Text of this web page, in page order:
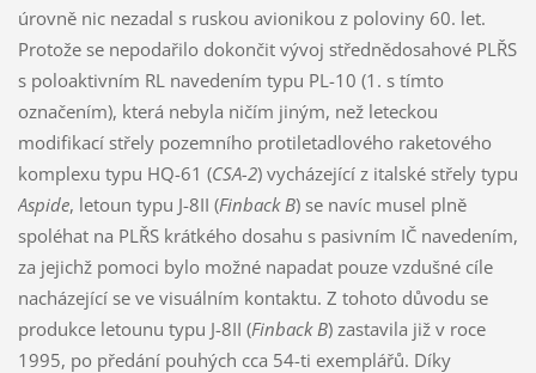
úrovně nic nezadal s ruskou avionikou z poloviny 60. let.
Protože se nepodařilo dokončit vývoj střednědosahové PLŘS
s poloaktivním RL navedením typu PL-10 (1. s tímto
označením), která nebyla ničím jiným, než leteckou
modifikací střely pozemního protiletadlového raketového
komplexu typu HQ-61 (CSA-2) vycházející z italské střely typu
Aspide, letoun typu J-8II (Finback B) se navíc musel plně
spoléhat na PLŘS krátkého dosahu s pasivním IČ navedením,
za jejichž pomoci bylo možné napadat pouze vzdušné cíle
nacházející se ve visuálním kontaktu. Z tohoto důvodu se
produkce letounu typu J-8II (Finback B) zastavila již v roce
1995, po předání pouhých cca 54-ti exemplářů. Díky